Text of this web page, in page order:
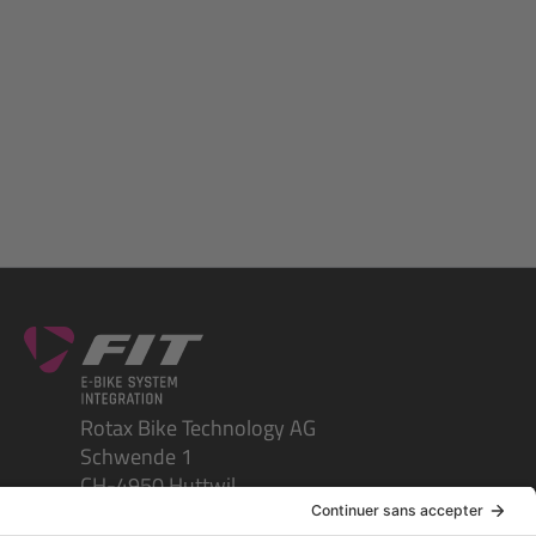
Rotax Bike Technology AG
Schwende 1
CH-4950 Huttwil